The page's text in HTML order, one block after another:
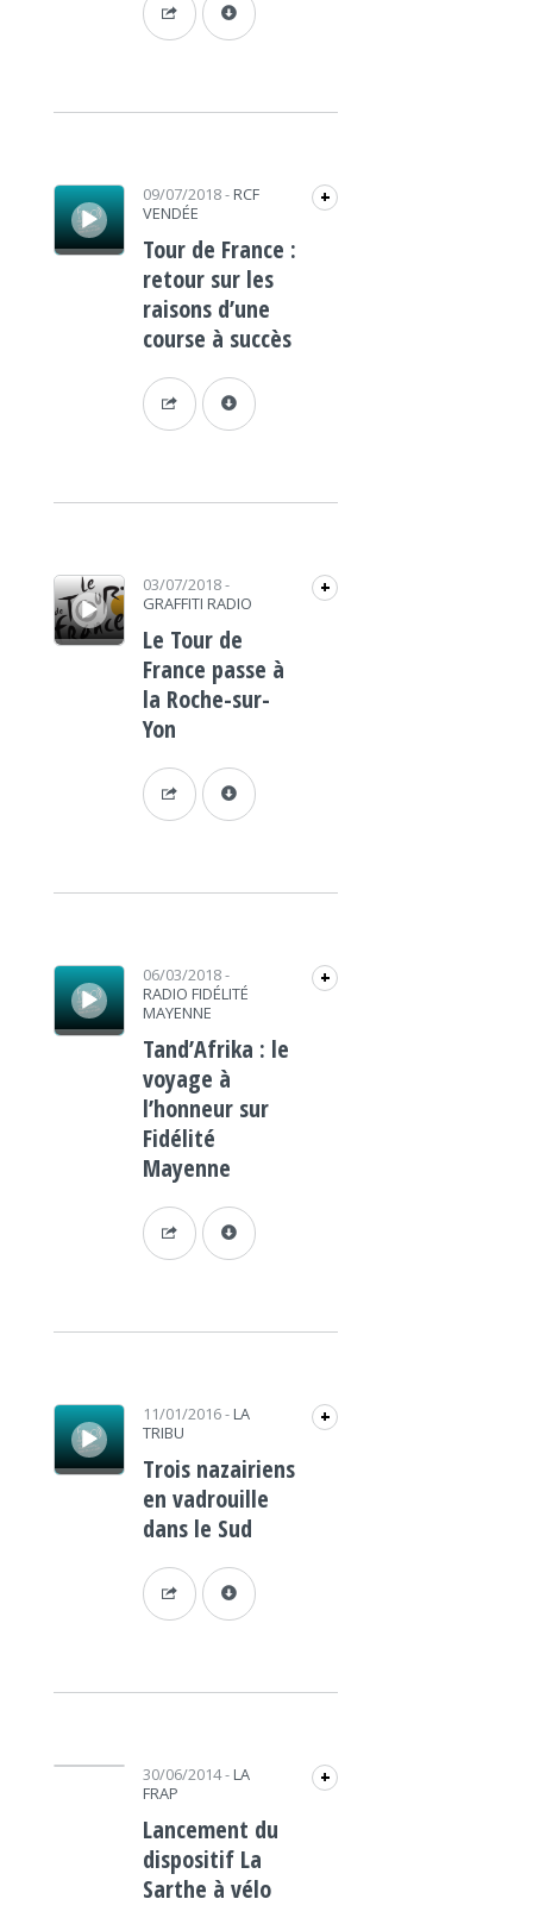
Lecteur audio 09/07/2018- RCF
VENDÉE
+
Tour de France :
retour sur les
raisons d’une
course à succès
Lecteur audio 03/07/2018-
GRAFFITI RADIO
+
Le Tour de
France passe à
la Roche-sur-
Yon
Lecteur audio 06/03/2018-
RADIO FIDÉLITÉ
MAYENNE
+
Tand’Afrika : le
voyage à
l’honneur sur
Fidélité
Mayenne
Lecteur audio 11/01/2016- LA
TRIBU
+
Trois nazairiens
en vadrouille
dans le Sud
Lecteur audio 30/06/2014- LA
FRAP
+
Lancement du
dispositif La
Sarthe à vélo